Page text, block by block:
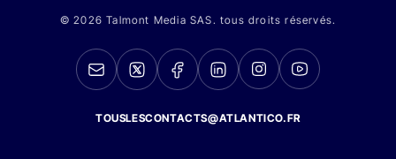
© 2026 Talmont Media SAS. tous droits réservés.
TOUSLESCONTACTS@ATLANTICO.FR